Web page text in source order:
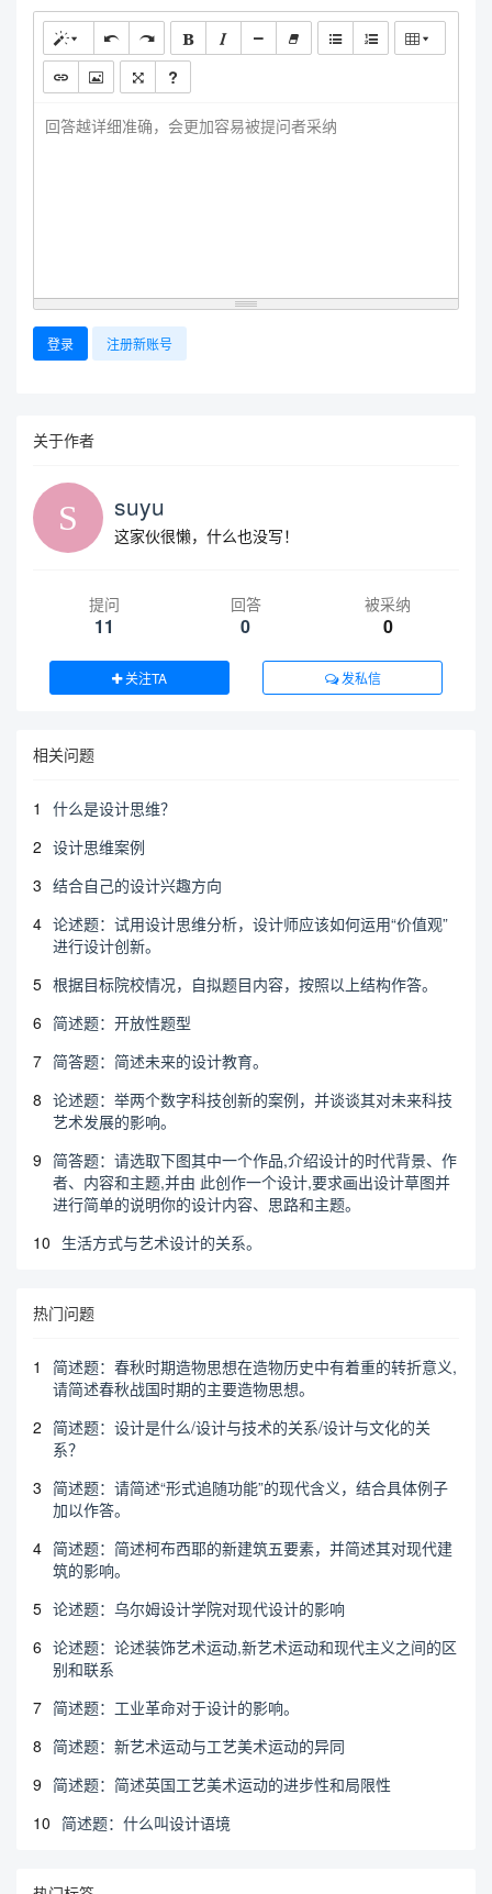
回答越详细准确，会更加容易被提问者采纳
登录 注册新账号
关于作者
suyu
这家伙很懒，什么也没写！
提问
11
回答
0
被采纳
0
关注TA 发私信
相关问题
1
什么是设计思维？
2 设计思维案例
3 结合自己的设计兴趣方向
4 论述题：试用设计思维分析，设计师应该如何运用“价值观”
进行设计创新。
5 根据目标院校情况，自拟题目内容，按照以上结构作答。
6 简述题：开放性题型
7 简答题：简述未来的设计教育。
8 论述题：举两个数字科技创新的案例，并谈谈其对未来科技
艺术发展的影响。
9 简答题：请选取下图其中一个作品,介绍设计的时代背景、作
者、内容和主题,并由 此创作一个设计,要求画出设计草图并
进行简单的说明你的设计内容、思路和主题。
10 生活方式与艺术设计的关系。
热门问题
1
简述题：春秋时期造物思想在造物历史中有着重的转折意义,
请简述春秋战国时期的主要造物思想。
2 简述题：设计是什么/设计与技术的关系/设计与文化的关
系？
3 简述题：请简述“形式追随功能”的现代含义，结合具体例子
加以作答。
4 简述题：简述柯布西耶的新建筑五要素，并简述其对现代建
筑的影响。
5 论述题：乌尔姆设计学院对现代设计的影响
6 论述题：论述装饰艺术运动,新艺术运动和现代主义之间的区
别和联系
7 简述题：工业革命对于设计的影响。
8 简述题：新艺术运动与工艺美术运动的异同
9 简述题：简述英国工艺美术运动的进步性和局限性
10 简述题：什么叫设计语境